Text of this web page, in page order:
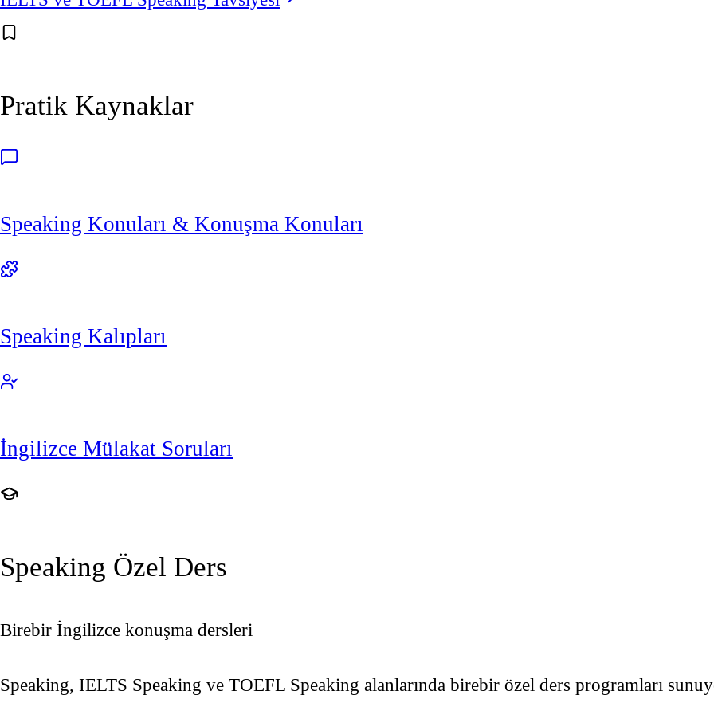
Pratik Kaynaklar
Speaking Konuları & Konuşma Konuları
Speaking Kalıpları
İngilizce Mülakat Soruları
Speaking Özel Ders
Birebir İngilizce konuşma dersleri
Speaking, IELTS Speaking ve TOEFL Speaking alanlarında birebir özel ders programları